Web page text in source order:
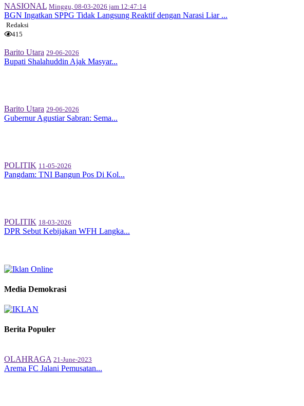
NASIONAL Minggu, 08-03-2026 jam 12:47:14
BGN Ingatkan SPPG Tidak Langsung Reaktif dengan Narasi Liar ...
Redaksi
415
Barito Utara 29-06-2026
Bupati Shalahuddin Ajak Masyar...
Barito Utara 29-06-2026
Gubernur Agustiar Sabran: Sema...
POLITIK 11-05-2026
Pangdam: TNI Bangun Pos Di Kol...
POLITIK 18-03-2026
DPR Sebut Kebijakan WFH Langka...
Media Demokrasi
Berita Populer
OLAHRAGA 21-June-2023
Arema FC Jalani Pemusatan...